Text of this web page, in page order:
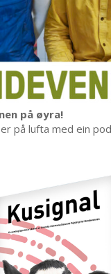
på øyra!
på lufta med ein